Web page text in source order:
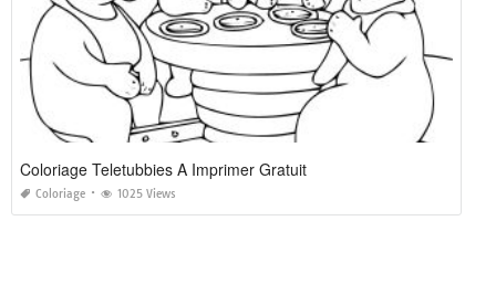
Coloriage Teletubbies A Imprimer Gratuit
Coloriage 1025 Views